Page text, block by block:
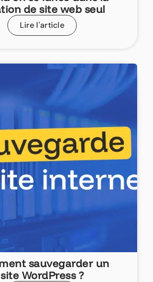
de site web seul
Lire l'article
sauvegarder un
site WordPress ?